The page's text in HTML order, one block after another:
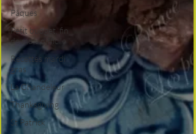
Pâques
Petit budget, fin
de mois difficile
Recettes mardi
gras
La Chandeleur
Thanksgiving
St Patrick